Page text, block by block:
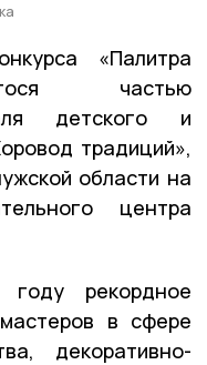
«Палитра
частью
детского и
традиций»,
области на
центра
рекордное
в сфере
декоративно-